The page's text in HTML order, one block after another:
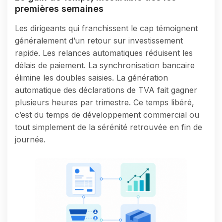
premières semaines
Les dirigeants qui franchissent le cap témoignent
généralement d’un retour sur investissement
rapide. Les relances automatiques réduisent les
délais de paiement. La synchronisation bancaire
élimine les doubles saisies. La génération
automatique des déclarations de TVA fait gagner
plusieurs heures par trimestre. Ce temps libéré,
c’est du temps de développement commercial ou
tout simplement de la sérénité retrouvée en fin de
journée.